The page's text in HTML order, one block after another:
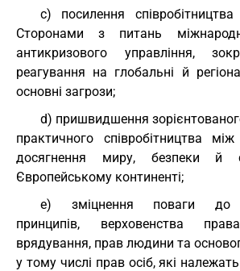
c) посилення
Сторонами з питань
антикризового управління,
реагування на глобальні й
основні загрози;
d) пришвидшення
практичного співробітництва
досягнення миру, безпеки й
Європейському континенті;
e) зміцнення поваги до
принципів, верховенства
врядування, прав людини та
у тому числі прав осіб, які